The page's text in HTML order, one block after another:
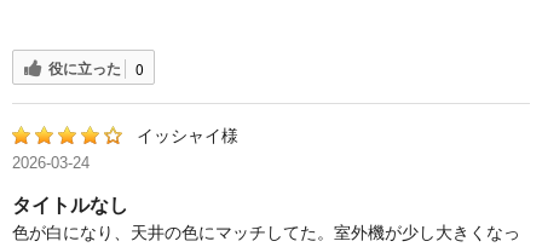
役に立った 0
イッシャイ様
2026-03-24
タイトルなし
色が白になり、天井の色にマッチしてた。室外機が少し大きくなっ